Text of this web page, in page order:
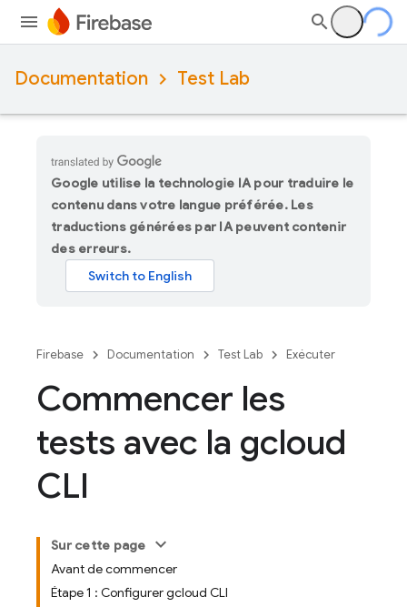
Documentation Test Lab
Google utilise la technologie IA pour traduire le
contenu dans votre langue préférée. Les
traductions générées par IA peuvent contenir
des erreurs.
Firebase Documentation Test Lab Exécuter
Commencer les
tests avec la gcloud
CLI
Sur cette page
Avant de commencer
Étape 1 : Configurer gcloud CLI